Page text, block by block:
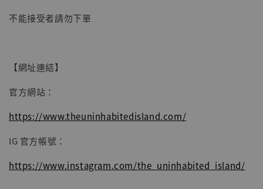
不能接受者請勿下單
【網址連結】
官方網站：
https://www.theuninhabitedisland.com/
IG 官方帳號：
https://www.instagram.com/the_uninhabited_island/